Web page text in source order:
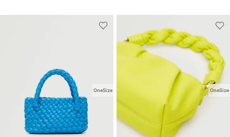
OneSize
OneSize